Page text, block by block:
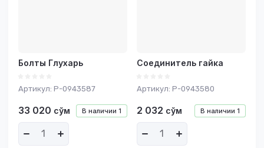
Болты Глухарь
Артикул: P-0943587
В наличии 1
33 020 сўм
Соединитель гайка
Артикул: P-0943580
В наличии 1
2 032 сўм